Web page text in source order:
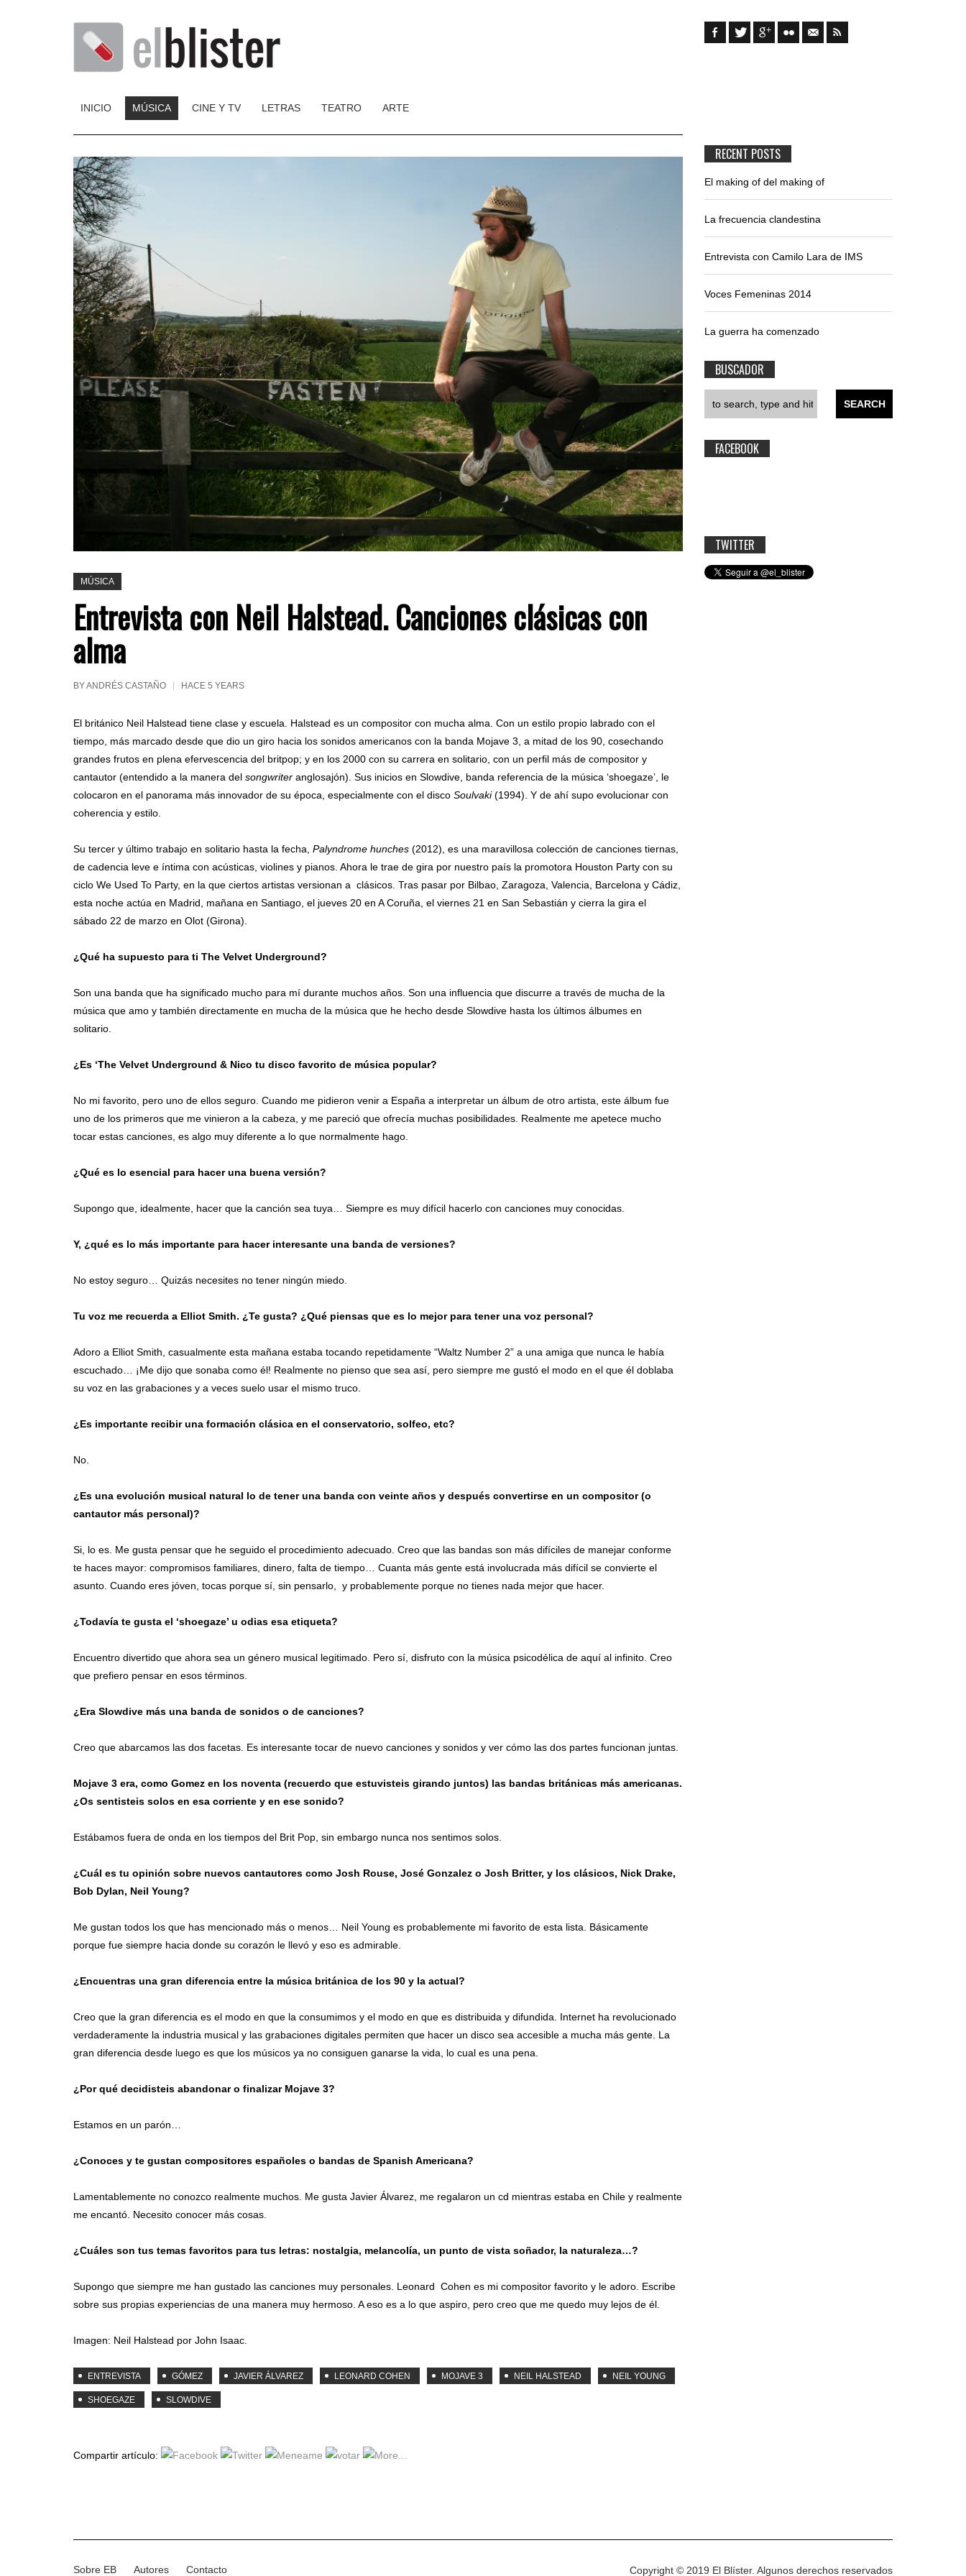
INICIO MÚSICA CINE Y TV LETRAS TEATRO ARTE
MÚSICA
Entrevista con Neil Halstead. Canciones clásicas con
alma
BYANDRÉS CASTAÑO HACE 5 YEARS
El británico Neil Halstead tiene clase y escuela. Halstead es un compositor con mucha alma. Con un estilo propio labrado con el
tiempo, más marcado desde que dio un giro hacia los sonidos americanos con la banda Mojave 3, a mitad de los 90, cosechando
grandes frutos en plena efervescencia del britpop; y en los 2000 con su carrera en solitario, con un perfil más de compositor y
cantautor (entendido a la manera del songwriter anglosajón). Sus inicios en Slowdive, banda referencia de la música ‘shoegaze’, le
colocaron en el panorama más innovador de su época, especialmente con el disco Soulvaki(1994). Y de ahí supo evolucionar con
coherencia y estilo.
Su tercer y último trabajo en solitario hasta la fecha, Palyndrome hunches (2012), es una maravillosa colección de canciones tiernas,
de cadencia leve e íntima con acústicas, violines y pianos. Ahora le trae de gira por nuestro país la promotora Houston Party con su
ciclo We Used To Party, en la que ciertos artistas versionan a clásicos. Tras pasar por Bilbao, Zaragoza, Valencia, Barcelona y Cádiz,
esta noche actúa en Madrid, mañana en Santiago, el jueves 20 en A Coruña, el viernes 21 en San Sebastián y cierra la gira el
sábado 22 de marzo en Olot (Girona).
¿Qué ha supuesto para ti The Velvet Underground?
Son una banda que ha significado mucho para mí durante muchos años. Son una influencia que discurre a través de mucha de la
música que amo y también directamente en mucha de la música que he hecho desde Slowdive hasta los últimos álbumes en
solitario.
¿Es ‘The Velvet Underground & Nico tu disco favorito de música popular?
No mi favorito, pero uno de ellos seguro. Cuando me pidieron venir a España a interpretar un álbum de otro artista, este álbum fue
uno de los primeros que me vinieron a la cabeza, y me pareció que ofrecía muchas posibilidades. Realmente me apetece mucho
tocar estas canciones, es algo muy diferente a lo que normalmente hago.
¿Qué es lo esencial para hacer una buena versión?
Supongo que, idealmente, hacer que la canción sea tuya… Siempre es muy difícil hacerlo con canciones muy conocidas.
Y, ¿qué es lo más importante para hacer interesante una banda de versiones?
No estoy seguro… Quizás necesites no tener ningún miedo.
Tu voz me recuerda a Elliot Smith. ¿Te gusta? ¿Qué piensas que es lo mejor para tener una voz personal?
Adoro a Elliot Smith, casualmente esta mañana estaba tocando repetidamente “Waltz Number 2” a una amiga que nunca le había
escuchado… ¡Me dijo que sonaba como él! Realmente no pienso que sea así, pero siempre me gustó el modo en el que él doblaba
su voz en las grabaciones y a veces suelo usar el mismo truco.
¿Es importante recibir una formación clásica en el conservatorio, solfeo, etc?
No.
¿Es una evolución musical natural lo de tener una banda con veinte años y después convertirse en un compositor (o
cantautor más personal)?
Si, lo es. Me gusta pensar que he seguido el procedimiento adecuado. Creo que las bandas son más difíciles de manejar conforme
te haces mayor: compromisos familiares, dinero, falta de tiempo… Cuanta más gente está involucrada más difícil se convierte el
asunto. Cuando eres jóven, tocas porque sí, sin pensarlo, y probablemente porque no tienes nada mejor que hacer.
¿Todavía te gusta el ‘shoegaze’ u odias esa etiqueta?
Encuentro divertido que ahora sea un género musical legitimado. Pero sí, disfruto con la música psicodélica de aquí al infinito. Creo
que prefiero pensar en esos términos.
¿Era Slowdive más una banda de sonidos o de canciones?
Creo que abarcamos las dos facetas. Es interesante tocar de nuevo canciones y sonidos y ver cómo las dos partes funcionan juntas.
Mojave 3 era, como Gomez en los noventa (recuerdo que estuvisteis girando juntos) las bandas británicas más americanas.
¿Os sentisteis solos en esa corriente y en ese sonido?
Estábamos fuera de onda en los tiempos del Brit Pop, sin embargo nunca nos sentimos solos.
¿Cuál es tu opinión sobre nuevos cantautores como Josh Rouse, José Gonzalez o Josh Britter, y los clásicos, Nick Drake,
Bob Dylan, Neil Young?
Me gustan todos los que has mencionado más o menos… Neil Young es probablemente mi favorito de esta lista. Básicamente
porque fue siempre hacia donde su corazón le llevó y eso es admirable.
¿Encuentras una gran diferencia entre la música británica de los 90 y la actual?
Creo que la gran diferencia es el modo en que la consumimos y el modo en que es distribuida y difundida. Internet ha revolucionado
verdaderamente la industria musical y las grabaciones digitales permiten que hacer un disco sea accesible a mucha más gente. La
gran diferencia desde luego es que los músicos ya no consiguen ganarse la vida, lo cual es una pena.
¿Por qué decidisteis abandonar o finalizar Mojave 3?
Estamos en un parón…
¿Conoces y te gustan compositores españoles o bandas de Spanish Americana?
Lamentablemente no conozco realmente muchos. Me gusta Javier Álvarez, me regalaron un cd mientras estaba en Chile y realmente
me encantó. Necesito conocer más cosas.
¿Cuáles son tus temas favoritos para tus letras: nostalgia, melancolía, un punto de vista soñador, la naturaleza…?
Supongo que siempre me han gustado las canciones muy personales. Leonard Cohen es mi compositor favorito y le adoro. Escribe
sobre sus propias experiencias de una manera muy hermoso. A eso es a lo que aspiro, pero creo que me quedo muy lejos de él.
Imagen: Neil Halstead por John Isaac.
ENTREVISTA GÓMEZ JAVIER ÁLVAREZ LEONARD COHEN MOJAVE 3 NEIL HALSTEAD NEIL YOUNG
SHOEGAZE SLOWDIVE
Compartir artículo:
RECENT POSTS
El making of del making of
La frecuencia clandestina
Entrevista con Camilo Lara de IMS
Voces Femeninas 2014
La guerra ha comenzado
BUSCADOR
FACEBOOK
TWITTER
Sobre EB Autores Contacto Copyright © 2019 El Blíster. Algunos derechos reservados